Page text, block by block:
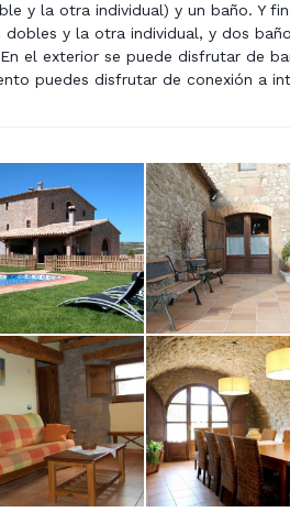
y la otra individual) y un baño. Y
dobles y la otra individual, y dos
el exterior se puede disfrutar de
puedes disfrutar de conexión a